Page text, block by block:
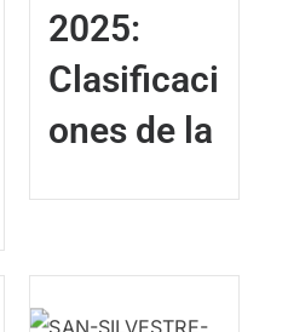
2025:
Clasificaci
ones de la